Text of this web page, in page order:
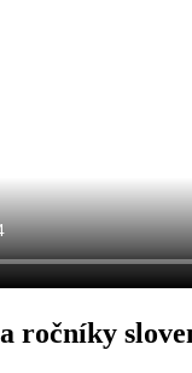
ročníky